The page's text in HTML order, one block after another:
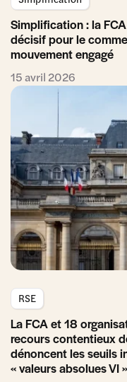
Simplification : la
décisif pour le
mouvement engagé
15 avril 2026
RSE
La FCA et 18
recours contentieux
dénoncent les seuils
« valeurs absolues VI